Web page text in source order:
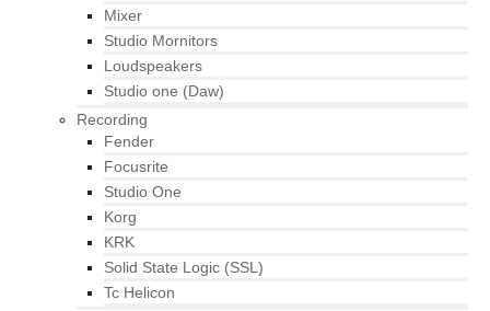
Mixer
Studio Mornitors
Loudspeakers
Studio one (Daw)
Recording
Fender
Focusrite
Studio One
Korg
KRK
Solid State Logic (SSL)
Tc Helicon